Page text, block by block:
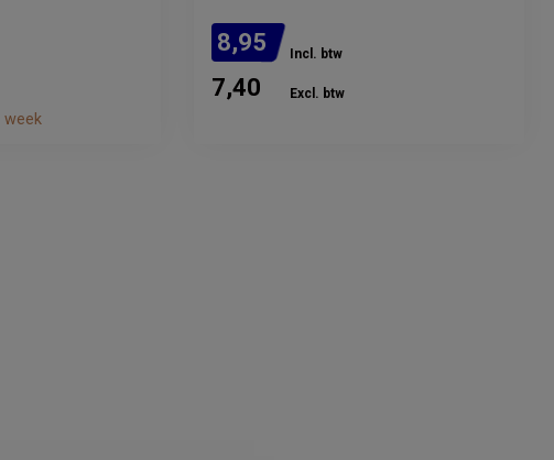
week
8,95 Incl. btw
7,40 Excl. btw